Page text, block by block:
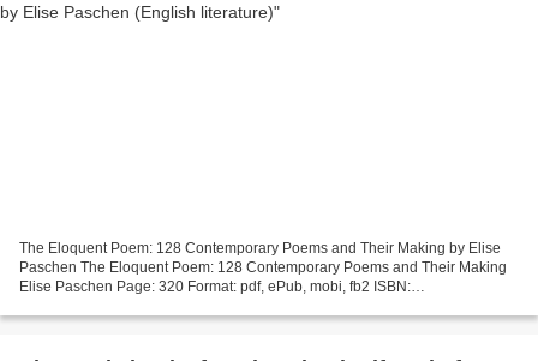
The Eloquent Poem: 128 Contemporary Poems and Their Making by Elise
Paschen The Eloquent Poem: 128 Contemporary Poems and Their Making
Elise Paschen Page: 320 Format: pdf, ePub, mobi, fb2 ISBN: